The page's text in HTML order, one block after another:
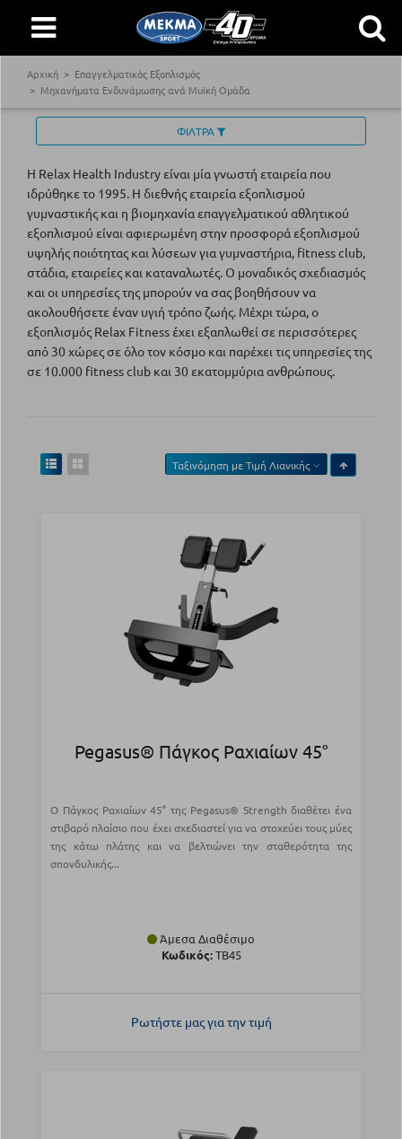
Αρχική
Επαγγελματικός Εξοπλισμός
Μηχανήματα Ενδυνάμωσης ανά Μυϊκή Ομάδα
ΦΙΛΤΡΑ
Η Relax Health Industry είναι μία γνωστή εταιρεία που
ιδρύθηκε το 1995. Η διεθνής εταιρεία εξοπλισμού
γυμναστικής και η βιομηχανία επαγγελματικού αθλητικού
εξοπλισμού είναι αφιερωμένη στην προσφορά εξοπλισμού
υψηλής ποιότητας και λύσεων για γυμναστήρια, fitness club,
στάδια, εταιρείες και καταναλωτές. Ο μοναδικός σχεδιασμός
και οι υπηρεσίες της μπορούν να σας βοηθήσουν να
ακολουθήσετε έναν υγιή τρόπο ζωής. Μέχρι τώρα, ο
εξοπλισμός Relax Fitness έχει εξαπλωθεί σε περισσότερες
από 30 χώρες σε όλο τον κόσμο και παρέχει τις υπηρεσίες της
σε 10.000 fitness club και 30 εκατομμύρια ανθρώπους.
Ταξινόμηση μεΤιμή Λιανικής
Pegasus® Πάγκος Ραχιαίων 45°
Ο Πάγκος Ραχιαίων 45° της Pegasus® Strength διαθέτει ένα
στιβαρό πλαίσιο που έχει σχεδιαστεί για να στοχεύει τους μύες
της κάτω πλάτης και να βελτιώνει την σταθερότητα της
σπονδυλικής...
Άμεσα Διαθέσιμο
Κωδικός:TB45
Ρωτήστε μας για την τιμή